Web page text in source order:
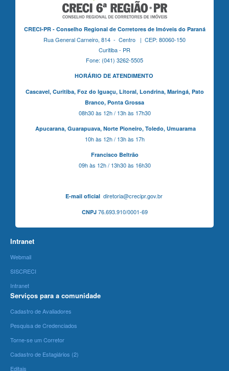
CRECI-PR - Conselho Regional de Corretores de Imóveis do Paraná
Rua General Carneiro, 814 - Centro | CEP: 80060-150
Curitiba - PR
Fone: (041) 3262-5505
HORÁRIO DE ATENDIMENTO
Cascavel, Curitiba,Foz do Iguaçu, Litoral, Londrina, Maringá, Pato
Branco, Ponta Grossa
08h30 às 12h / 13h às 17h30
Apucarana, Guarapuava, Norte Pioneiro, Toledo, Umuarama
10h às 12h / 13h às 17h
Francisco Beltrão
09h às 12h / 13h30 às 16h30
E-mail oficialdiretoria@crecipr.gov.br
CNPJ76.693.910/0001-69
Intranet
Webmail
SISCRECI
Intranet
Serviços para a comunidade
Cadastro de Avaliadores
Pesquisa de Credenciados
Torne-se um Corretor
Cadastro de Estagiários (2)
Editais